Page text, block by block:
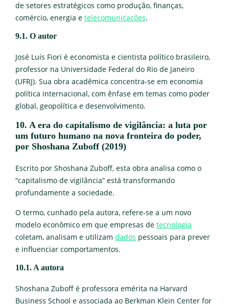
de setores estratégicos como produção, finanças,
comércio, energia e telecomunicações.
9.1. O autor
José Luís Fiori é economista e cientista político brasileiro,
professor na Universidade Federal do Rio de Janeiro
(UFRJ). Sua obra acadêmica concentra-se em economia
política internacional, com ênfase em temas como poder
global, geopolítica e desenvolvimento.
10. A era do capitalismo de vigilância: a luta por
um futuro humano na nova fronteira do poder,
por Shoshana Zuboff (2019)
Escrito por Shoshana Zuboff, esta obra analisa como o
“capitalismo de vigilância” está transformando
profundamente a sociedade.
O termo, cunhado pela autora, refere-se a um novo
modelo econômico em que empresas de tecnologia
coletam, analisam e utilizam dados pessoais para prever
e influenciar comportamentos.
10.1. A autora
Shoshana Zuboff é professora emérita na Harvard
Business School e associada ao Berkman Klein Center for